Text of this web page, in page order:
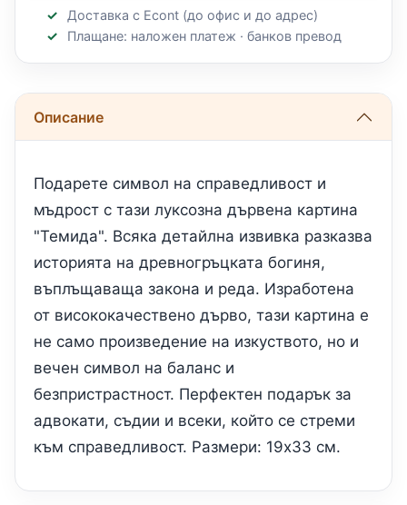
Доставка с Econt (до офис и до адрес)
Плащане: наложен платеж · банков превод
Описание
Подарете символ на справедливост и
мъдрост с тази луксозна дървена картина
"Темида". Всяка детайлна извивка разказва
историята на древногръцката богиня,
въплъщаваща закона и реда. Изработена
от висококачествено дърво, тази картина е
не само произведение на изкуството, но и
вечен символ на баланс и
безпристрастност. Перфектен подарък за
адвокати, съдии и всеки, който се стреми
към справедливост. Размери: 19х33 см.